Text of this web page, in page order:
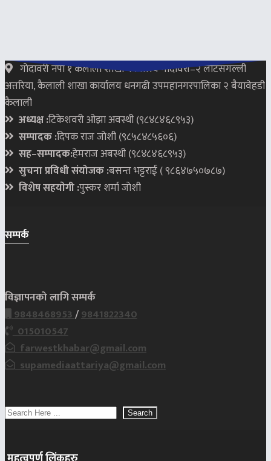
गाेदावरी नपा १ कैलाली शाखा कार्यालय गोदावरी–२ लोटसगल्ली
अत्तरिया, कैलाली शाखा कार्यालय धनगढी उपमहानगरपालिका २ बैयावेहडी
कैलाली
अध्यक्ष :टिकेशवरी ओझा अवस्थी (९८४८४६८९५३)
सम्पादक :दिपक राज जाेशी (९८५८४८५६०६)
सह–सम्पादक:हेमराज अबस्थी (९८४८४६८९५३)
सुचना प्रविधी संयोजक :बसन्त भट्टराई ( ९८६४७५०७८७)
विशेष सहयाेगी :पुस्कर शर्मा जाेशी
सम्पर्क
विज्ञापनको लागि सम्पर्क
9848468953/9841822340
015010547
farwestkhabar@gmail.com
supamediaattariya@gmail.com
Search